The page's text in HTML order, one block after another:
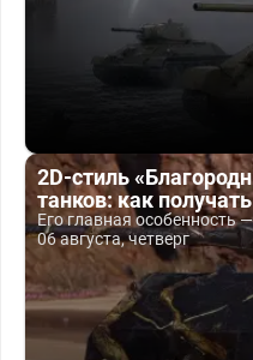
2D-стиль
танков: как
Его главная особенность
06 августа, четверг